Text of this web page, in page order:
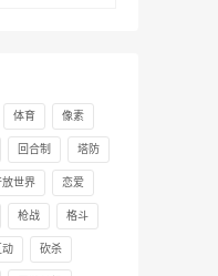
体育 像素
回合制 塔防
放世界 恋爱
枪战 格斗
动 砍杀